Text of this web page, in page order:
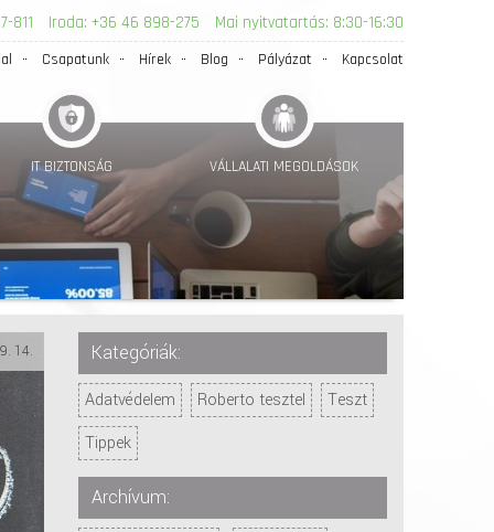
811 Iroda: +36 46 898-275 Mai nyitvatartás: 8:30-16:30
Csapatunk Hírek Blog Pályázat Kapcsolat
IT BIZTONSÁG VÁLLALATI MEGOLDÁSOK
14. Kategóriák:
Adatvédelem Roberto tesztel
Teszt
Tippek
Archívum: